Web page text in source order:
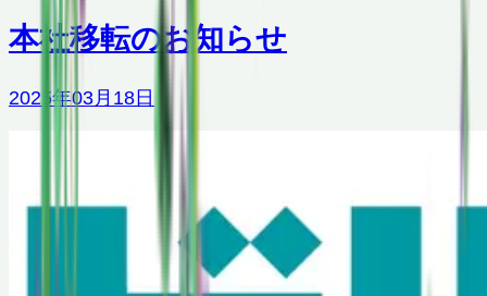
本社移転のお知らせ
2025年03月18日